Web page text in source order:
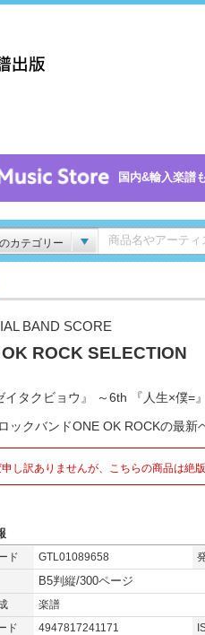
国内&輸入楽譜
カテゴリー
BAND SCORE
ROCK SELECTION
イタクビョウ』 ～6th 『人生×僕=』
ックバンドONE OK ROCKの最
し訳ありませんが、こちらの商品は絶版
ド GTL01089658
B5判縦/300ページ
楽譜
ド
4947817241171